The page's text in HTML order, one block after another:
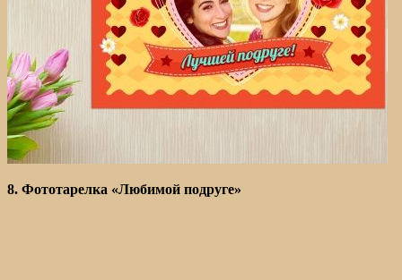
8. Фототарелка «Любимой подруге»